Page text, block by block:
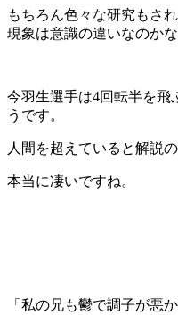
もちろん色々な研究もさ
現象は意識の違いなのか
今羽生選手は4回転半を飛
うです。
人間を超えていると解説
本当に凄いですね。
「私の兄も鬱で調子が悪